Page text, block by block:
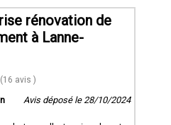
rénovation de
à Lanne-
(16 avis )
Avis déposé le 28/10/2024